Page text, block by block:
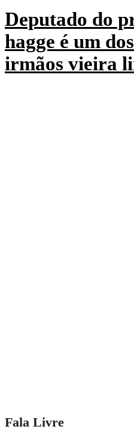
Deputado do
hagge é um
irmãos vieira
Fala Livre